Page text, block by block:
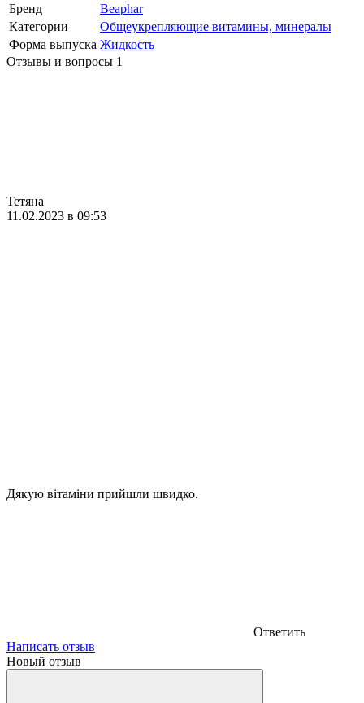
Бренд
Beaphar
Категории
Общеукрепляющие витамины, минералы
Форма выпуска Жидкость
Отзывы и вопросы 1
Тетяна
11.02.2023 в 09:53
Дякую вітаміни прийшли швидко.
Ответить
Написать отзыв
Новый отзыв